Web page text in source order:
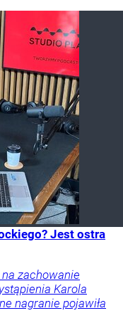
Jest ostra
na zachowanie
Karola
nagranie pojawiła